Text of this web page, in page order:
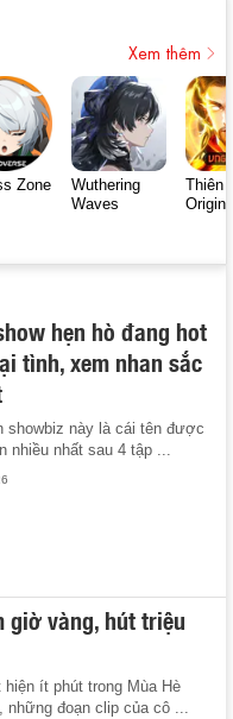
Xem thêm
Zone
Wuthering
Waves
Thiên
Origin
hẹn hò đang hot
tình, xem nhan sắc
showbiz này là cái tên được
nhiều nhất sau 4 tập ...
giờ vàng, hút triệu
hiện ít phút trong Mùa Hè
những đoạn clip của cô ...